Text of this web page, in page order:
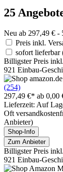
25
Neu ab 297,49 € -
Preis inkl.
sofort lieferbar
Billigster Preis
921 Einbau-
(254)
297,49 €* ab 0,00
Lieferzeit: Auf
Oft
Anbieter)
Shop-Info
Zum Anbieter
Billigster Preis
921 Einbau-